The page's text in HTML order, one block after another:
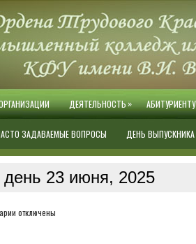
ДЕЯТЕЛЬНОСТЬ» АБИТУРИЕНТУ
ЗАДАВАЕМЫЕ ВОПРОСЫ ДЕНЬ ВЫПУСКНИКА
23 июня, 2025
котключены